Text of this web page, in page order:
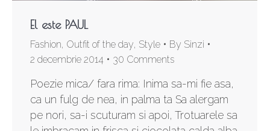
El este PAUL
Fashion, Outfit of the day, Style By Sinzi
2 decembrie 2014
30 Comments
Poezie mica/ fara rima: Inima sa-mi fie asa,
ca un fulg de nea, in palma ta Sa alergam
pe nori, sa-i scuturam si apoi, Trotuarele sa